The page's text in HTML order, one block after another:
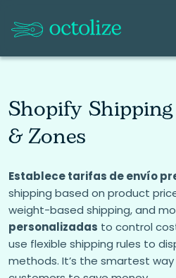
Shopify
& Zones
Establece tarifas de envío
shipping based on product
weight-based shipping, and
personalizadas to control
use flexible shipping rules to
methods. It’s the smartest